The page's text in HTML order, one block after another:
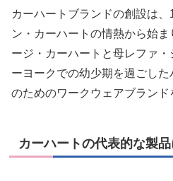
カーハートブランドの創設は
ン・カーハートの情熱から始
ージ・カーハートと母レファ・
ーヨークでの幼少期を過ごし
のためのワークウェアブランド
カーハートの代表的な製